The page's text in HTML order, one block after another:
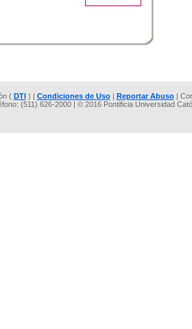
( DTI) | Condiciones de Uso| Reportar Abuso|
(511) 626-2000 | © 2016 Pontificia Universidad